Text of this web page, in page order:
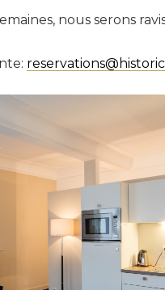
nous serons